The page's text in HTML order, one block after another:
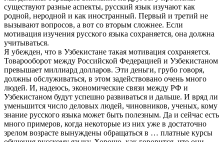
существуют разные аспекты, русский язык изучают как
родной, неродной и как иностранный. Первый и третий не
вызывают вопросов, а вот со вторым сложнее. Если
мотивация изучения русского языка сохраняется, она должна
учитываться.
Я убежден, что в Узбекистане такая мотивация сохраняется.
Товарооборот между Российской Федерацией и Узбекистаном
превышает миллиард долларов. Эти деньги, грубо говоря,
должны обслуживаться, в этом задействовано очень много
людей. И, надеюсь, экономические связи между РФ и
Узбекистаном будут успешно развиваться и дальше. И вряд ли
уменьшится число деловых людей, чиновников, ученых, кому
знание русского языка может быть полезным. Да и сейчас есть
много примеров, когда некоторые из них уже в достаточно
зрелом возрасте вынуждены обращаться в … платные курсы